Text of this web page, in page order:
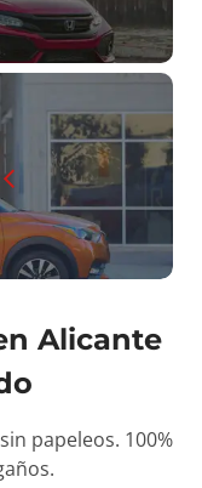
Alicante
papeleos. 100%